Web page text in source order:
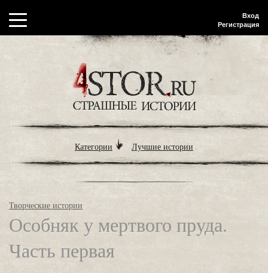
Вход
Регистрация
Категории Лучшие истории
Творческие истории
Особняк у мертвого пруда.
Часть первая